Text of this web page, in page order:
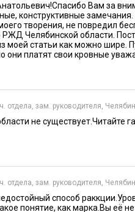
Вам за
конструктивные
творения, не повредил
Челябинской области.
моей статьи как можно шире.
они платят свои кровные
отдела, зам. руководителя,
не существует.Читайте
отдела, зам. руководителя,
способ
понятие, как марка.Вы её